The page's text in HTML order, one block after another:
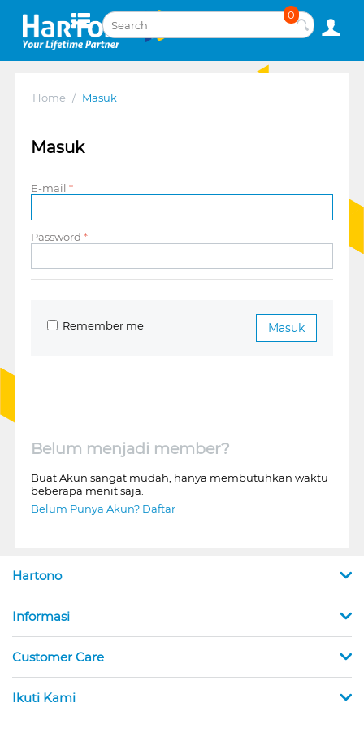
0
Home / Masuk
Masuk
E-mail
Password
Masuk
Remember me
Belum menjadi member?
Buat Akun sangat mudah, hanya membutuhkan waktu
beberapa menit saja.
Belum Punya Akun? Daftar
Hartono
Informasi
Customer Care
Ikuti Kami